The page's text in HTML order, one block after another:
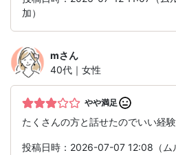
加）
mさん
40代｜女性
やや満足
たくさんの方と話せたのでいい経
投稿日時：2026-07-07 12:08（ム